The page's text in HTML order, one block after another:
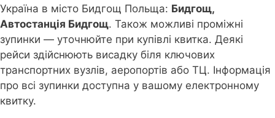
Україна в місто Бидгощ Польща: Бидгощ,
Автостанція Бидгощ. Також можливі проміжні
зупинки — уточнюйте при купівлі квитка. Деякі
рейси здійснюють висадку біля ключових
транспортних вузлів, аеропортів або ТЦ. Інформація
про всі зупинки доступна у вашому електронному
квитку.